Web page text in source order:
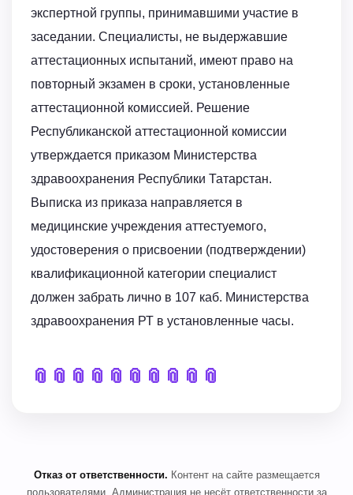
экспертной группы, принимавшими участие в
заседании. Специалисты, не выдержавшие
аттестационных испытаний, имеют право на
повторный экзамен в сроки, установленные
аттестационной комиссией. Решение
Республиканской аттестационной комиссии
утверждается приказом Министерства
здравоохранения Республики Татарстан.
Выписка из приказа направляется в
медицинские учреждения аттестуемого,
удостоверения о присвоении (подтверждении)
квалификационной категории специалист
должен забрать лично в 107 каб. Министерства
здравоохранения РТ в установленные часы.
📎 📎 📎 📎 📎 📎 📎 📎 📎 📎
Отказ от ответственности. Контент на сайте размещается
пользователями. Администрация не несёт ответственности за